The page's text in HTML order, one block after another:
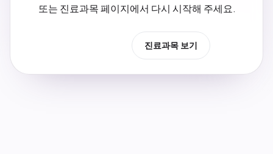
또는 진료과목 페이지에서 다시 시작해 주세요.
진료과목 보기